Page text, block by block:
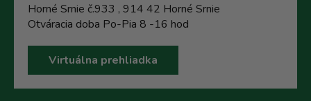
Horné Srnie č.933 , 914 42 Horné Srnie
Otváracia doba Po-Pia 8 -16 hod
Virtuálna prehliadka